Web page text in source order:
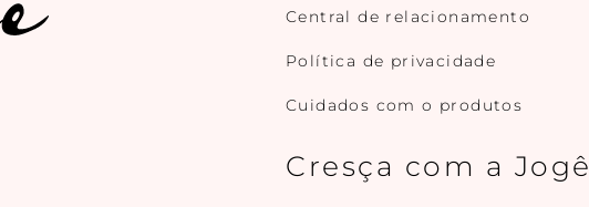
Central de relacionamento
Política de privacidade
Cuidados com o produtos
Cresça com a Jogê